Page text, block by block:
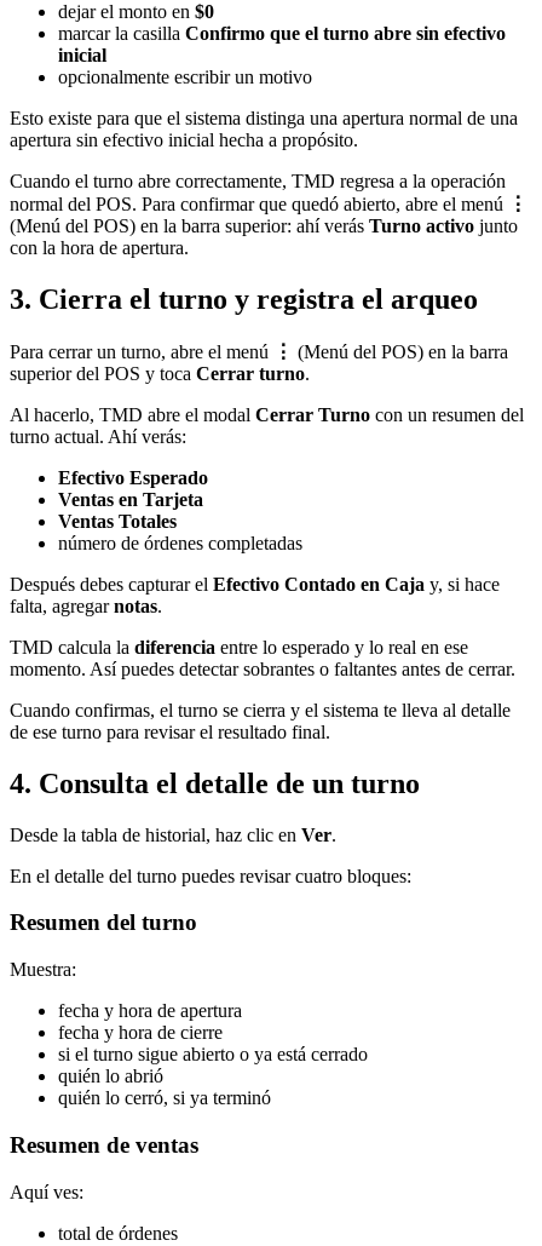
dejar el monto en $0
marcar la casilla Confirmo que el turno abre sin efectivo
inicial
opcionalmente escribir un motivo
Esto existe para que el sistema distinga una apertura normal de una
apertura sin efectivo inicial hecha a propósito.
Cuando el turno abre correctamente, TMD regresa a la operación
normal del POS. Para confirmar que quedó abierto, abre el menú
⋮
(Menú del POS) en la barra superior: ahí verás Turno activo junto
con la hora de apertura.
3. Cierra el turno y registra el arqueo
Para cerrar un turno, abre el menú ⋮ (Menú del POS) en la barra
superior del POS y toca Cerrar turno.
Al hacerlo, TMD abre el modal Cerrar Turno con un resumen del
turno actual. Ahí verás:
Efectivo Esperado
Ventas en Tarjeta
Ventas Totales
número de órdenes completadas
Después debes capturar el Efectivo Contado en Caja y, si hace
falta, agregarnotas.
TMD calcula la diferencia entre lo esperado y lo real en ese
momento. Así puedes detectar sobrantes o faltantes antes de cerrar.
Cuando confirmas, el turno se cierra y el sistema te lleva al detalle
de ese turno para revisar el resultado final.
4. Consulta el detalle de un turno
Desde la tabla de historial, haz clic en Ver.
En el detalle del turno puedes revisar cuatro bloques:
Resumen del turno
Muestra:
fecha y hora de apertura
fecha y hora de cierre
si el turno sigue abierto o ya está cerrado
quién lo abrió
quién lo cerró, si ya terminó
Resumen de ventas
Aquí ves:
total de órdenes